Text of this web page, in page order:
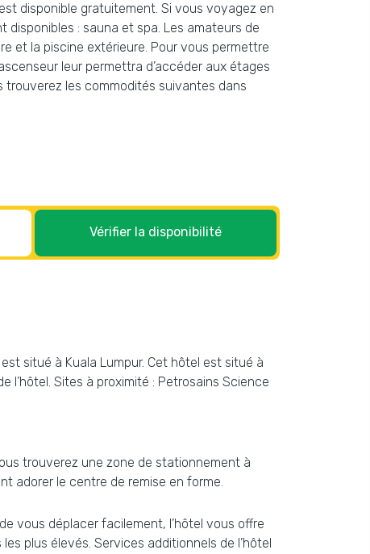
disponible gratuitement. Si vous voyagez en
: sauna et spa. Les amateurs de
et la piscine extérieure. Pour vous permettre
leur permettra d’accéder aux étages
trouverez les commodités suivantes dans
Vérifier la disponibilité
situé à Kuala Lumpur. Cet hôtel est situé à
l’hôtel. Sites à proximité : Petrosains Science
trouverez une zone de stationnement à
adorer le centre de remise en forme.
vous déplacer facilement, l’hôtel vous offre
plus élevés. Services additionnels de l’hôtel